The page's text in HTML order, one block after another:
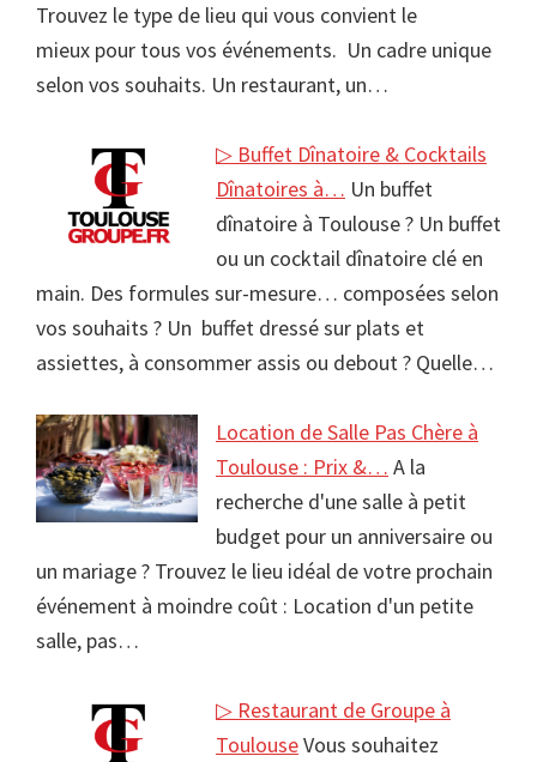
Trouvez le type de lieu qui vous convient le
mieux pour tous vos événements. Un cadre unique
selon vos souhaits. Un restaurant, un…
▷ Buffet Dînatoire & Cocktails
Dînatoires à… Un buffet
dînatoire à Toulouse ? Un buffet
ou un cocktail dînatoire clé en
main. Des formules sur-mesure… composées selon
vos souhaits ? Un buffet dressé sur plats et
assiettes, à consommer assis ou debout ? Quelle…
Location de Salle Pas Chère à
Toulouse : Prix &… A la
recherche d'une salle à petit
budget pour un anniversaire ou
un mariage ? Trouvez le lieu idéal de votre prochain
événement à moindre coût : Location d'un petite
salle, pas…
▷ Restaurant de Groupe à
ToulouseVous souhaitez